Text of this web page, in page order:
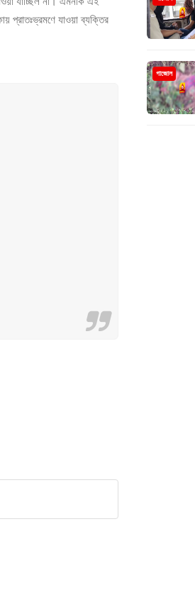
প্রাতঃভ্রমণে যাওয়া ব্যক্তির
গাজোল